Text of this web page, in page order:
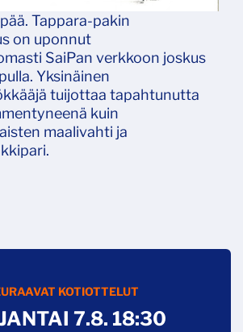
Tappara-pakin
on uponnut
SaiPan verkkoon joskus
Yksinäinen
tuijottaa tapahtunutta
kuin
maalivahti ja
KOTIOTTELUT
7.8. 18:30